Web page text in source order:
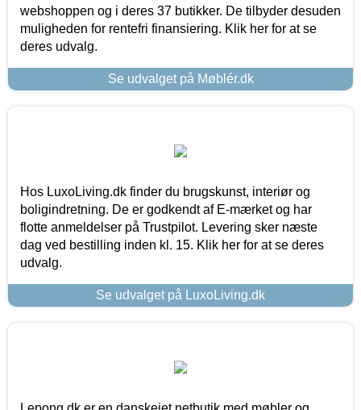
webshoppen og i deres 37 butikker. De tilbyder desuden
muligheden for rentefri finansiering. Klik her for at se
deres udvalg.
Se udvalget på Møblér.dk
Hos LuxoLiving.dk finder du brugskunst, interiør og
boligindretning. De er godkendt af E-mærket og har
flotte anmeldelser på Trustpilot. Levering sker næste
dag ved bestilling inden kl. 15. Klik her for at se deres
udvalg.
Se udvalget på LuxoLiving.dk